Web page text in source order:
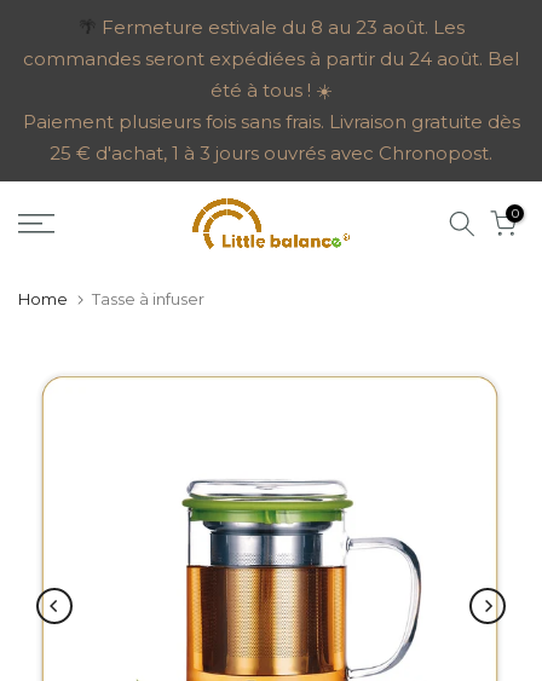
to
🌴 Fermeture estivale du 8 au 23 août. Les
commandes seront expédiées à partir du 24 août. Bel
été à tous ! ☀️
Paiement plusieurs fois sans frais. Livraison gratuite dès
25 € d'achat, 1 à 3 jours ouvrés avec Chronopost.
0
Home Tasse à infuser